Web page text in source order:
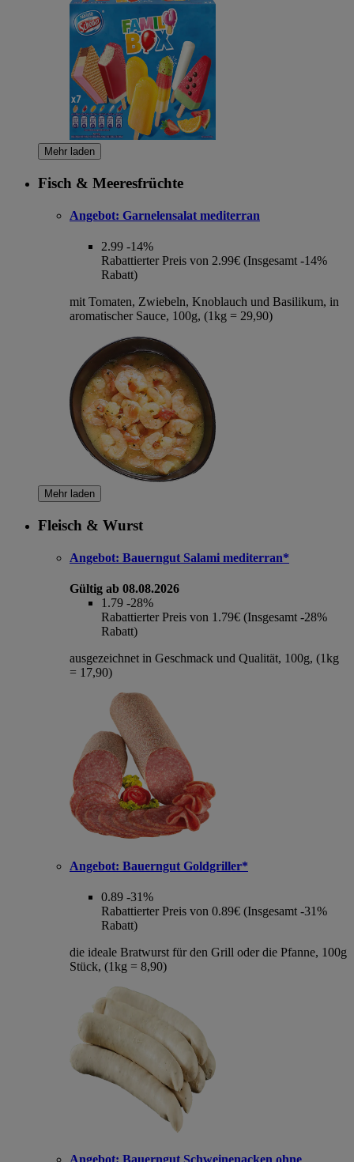
Mehr laden
Fisch & Meeresfrüchte
Angebot: Garnelensalat mediterran
2.99 -14%
Rabattierter Preis von 2.99€ (Insgesamt -14%
Rabatt)
mit Tomaten, Zwiebeln, Knoblauch und Basilikum, in
aromatischer Sauce, 100g, (1kg = 29,90)
Mehr laden
Fleisch & Wurst
Angebot: Bauerngut Salami mediterran*
Gültig ab 08.08.2026
1.79 -28%
Rabattierter Preis von 1.79€ (Insgesamt -28%
Rabatt)
ausgezeichnet in Geschmack und Qualität, 100g, (1kg
= 17,90)
Angebot: Bauerngut Goldgriller*
0.89 -31%
Rabattierter Preis von 0.89€ (Insgesamt -31%
Rabatt)
die ideale Bratwurst für den Grill oder die Pfanne, 100g
Stück, (1kg = 8,90)